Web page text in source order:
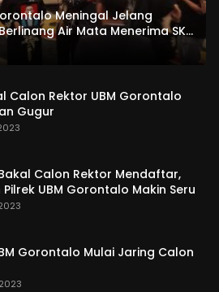
Meningal Jelang
Air Mata Menerima SKL
Calon Rektor UBM Gorontalo
Gugur
Calon Rektor Mendaftar,
UBM Gorontalo Makin Seru
Gorontalo Mulai Jaring Calon